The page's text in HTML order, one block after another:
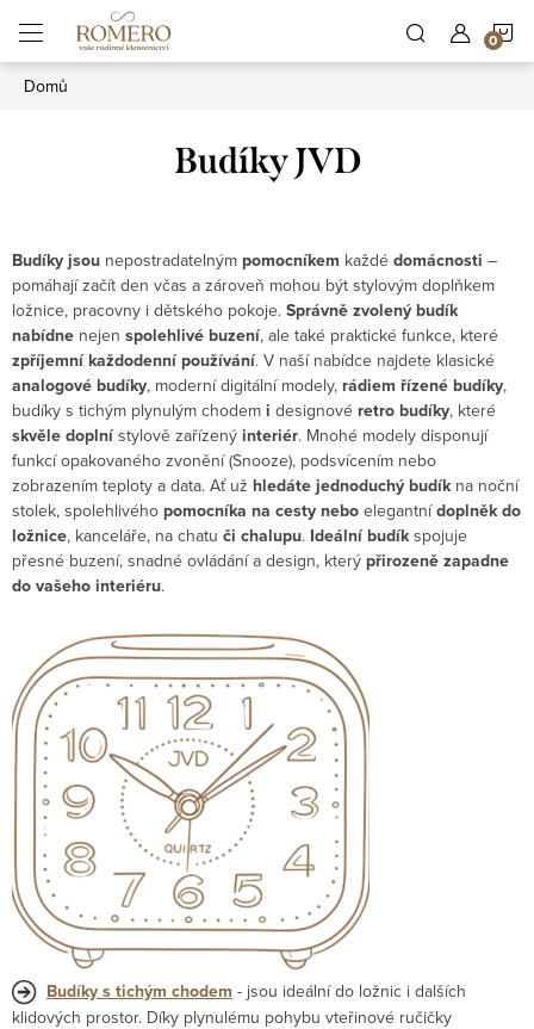
obsah
Domů
Budíky JVD
Budíky jsou nepostradatelným pomocníkem každé domácnosti –
pomáhají začít den včas a zároveň mohou být stylovým doplňkem
ložnice, pracovny i dětského pokoje. Správně zvolený budík
nabídne nejen spolehlivé buzení, ale také praktické funkce, které
zpříjemní každodenní používání. V naší nabídce najdete klasické
analogové budíky, moderní digitální modely, rádiem řízené budíky,
budíky s tichým plynulým chodem i designové retro budíky, které
skvěle doplnístylově zařízený interiér. Mnohé modely disponují
funkcí opakovaného zvonění (Snooze), podsvícením nebo
zobrazením teploty a data. Ať už hledáte jednoduchý budíkna noční
stolek, spolehlivého pomocníka na cesty nebo elegantnídoplněk do
ložnice, kanceláře, na chatu či chalupu. Ideální budíkspojuje
přesné buzení, snadné ovládání a design, který přirozeně zapadne
do vašeho interiéru.
Budíky s tichým chodem - jsou ideální do ložnic i dalších
klidových prostor. Díky plynulému pohybu vteřinové ručičky